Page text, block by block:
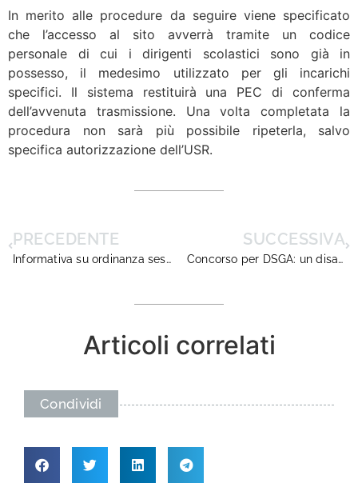
In merito alle procedure da seguire viene specificato
che l’accesso al sito avverrà tramite un codice
personale di cui i dirigenti scolastici sono già in
possesso, il medesimo utilizzato per gli incarichi
specifici. Il sistema restituirà una PEC di conferma
dell’avvenuta trasmissione. Una volta completata la
procedura non sarà più possibile ripeterla, salvo
specifica autorizzazione dell’USR.
PRECEDENTE
Informativa su ordinanza sessione straordinaria esame di Stato e linee guida educazione civica.
SUCCESSIVA
Concorso per DSGA: un disastro annunciato…
Articoli correlati
Condividi